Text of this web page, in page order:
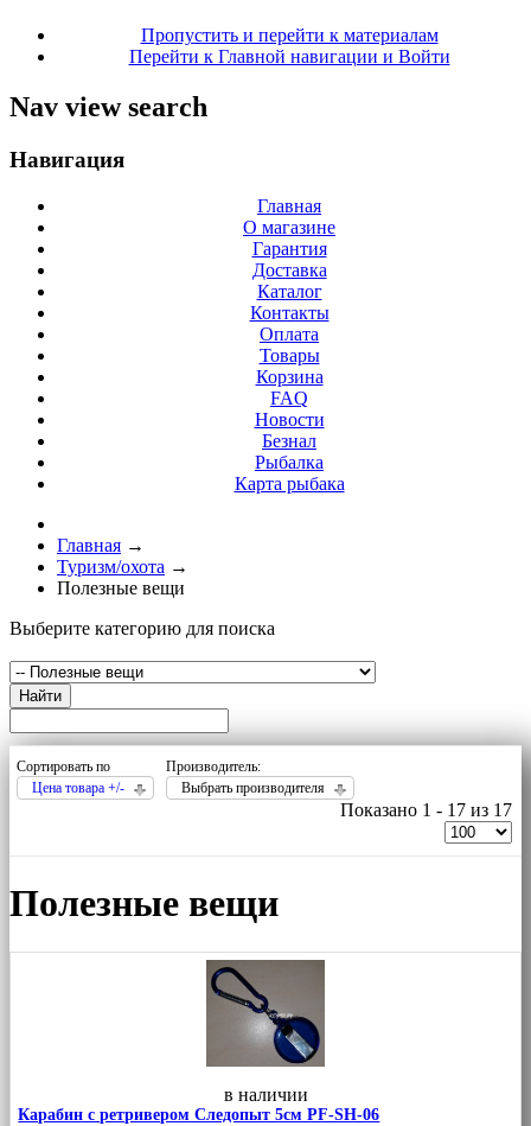
Пропустить и перейти к материалам
Перейти к Главной навигации и Войти
Nav view search
Навигация
Главная
О магазине
Гарантия
Доставка
Каталог
Контакты
Оплата
Товары
Корзина
FAQ
Новости
Безнал
Рыбалка
Карта рыбака
Главная →
Туризм/охота →
Полезные вещи
Выберите категорию для поиска
Найти
Сортировать по
Цена товара +/-
Производитель:
Выбрать производителя
Показано 1 - 17 из 17
Полезные вещи
в наличии
Карабин с ретривером Следопыт 5см PF-SH-06